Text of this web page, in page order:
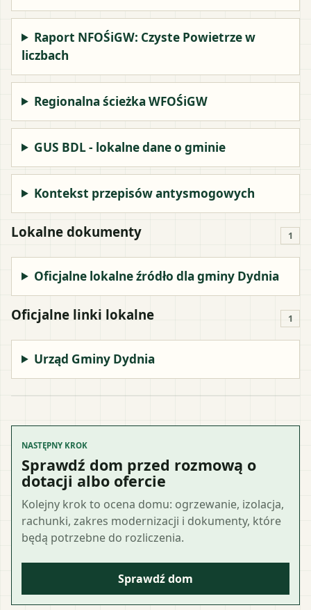
Raport NFOŚiGW: Czyste Powietrze w
liczbach
Regionalna ścieżka WFOŚiGW
GUS BDL - lokalne dane o gminie
Kontekst przepisów antysmogowych
Lokalne dokumenty 1
Oficjalne lokalne źródło dla gminy Dydnia
Oficjalne linki lokalne 1
Urząd Gminy Dydnia
NASTĘPNY KROK
Sprawdź dom przed rozmową o
dotacji albo ofercie
Kolejny krok to ocena domu: ogrzewanie, izolacja,
rachunki, zakres modernizacji i dokumenty, które
będą potrzebne do rozliczenia.
Sprawdź dom